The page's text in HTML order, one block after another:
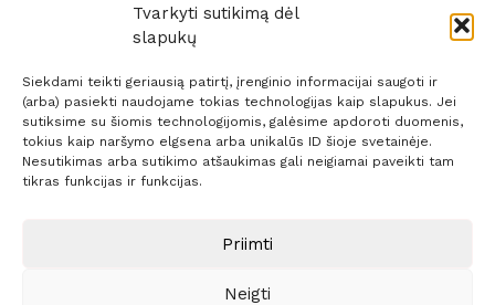
Tvarkyti sutikimą dėl
slapukų
Siekdami teikti geriausią patirtį, įrenginio informacijai saugoti ir
(arba) pasiekti naudojame tokias technologijas kaip slapukus. Jei
sutiksime su šiomis technologijomis, galėsime apdoroti duomenis,
tokius kaip naršymo elgsena arba unikalūs ID šioje svetainėje.
Nesutikimas arba sutikimo atšaukimas gali neigiamai paveikti tam
tikras funkcijas ir funkcijas.
Priimti
Neigti
Vytauto gatvės grimasos, arba užsitęsusi Biržų gėda
0 SHARES
Prenumerata Reklama
Sprendimas:ITBrolis